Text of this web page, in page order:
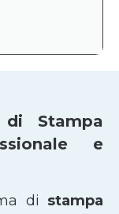
Stampa
e
di stampa